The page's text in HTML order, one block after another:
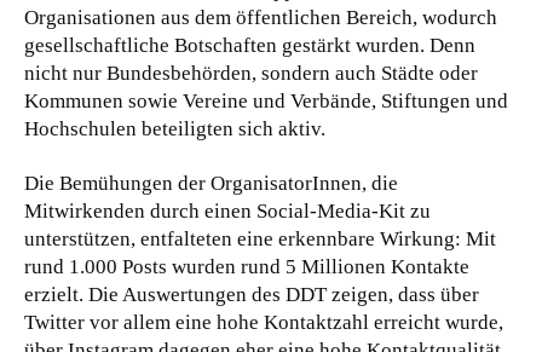
Organisationen aus dem öffentlichen Bereich, wodurch
gesellschaftliche Botschaften gestärkt wurden. Denn
nicht nur Bundesbehörden, sondern auch Städte oder
Kommunen sowie Vereine und Verbände, Stiftungen und
Hochschulen beteiligten sich aktiv.
Die Bemühungen der OrganisatorInnen, die
Mitwirkenden durch einen Social-Media-Kit zu
unterstützen, entfalteten eine erkennbare Wirkung: Mit
rund 1.000 Posts wurden rund 5 Millionen Kontakte
erzielt. Die Auswertungen des DDT zeigen, dass über
Twitter vor allem eine hohe Kontaktzahl erreicht wurde,